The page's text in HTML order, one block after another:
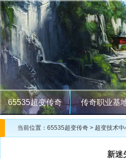
65535超变传奇 传奇职业基
当前位置： 65535超变传奇 > 超变技术中
新迷